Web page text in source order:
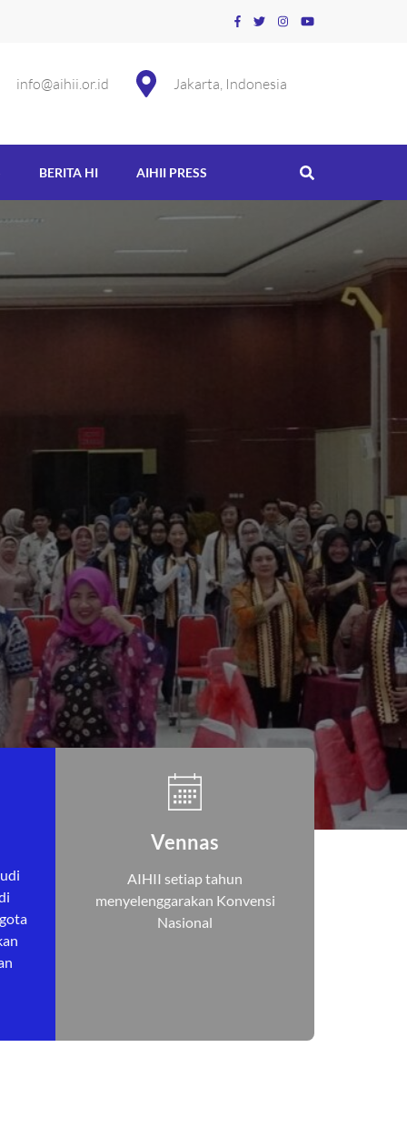
Jakarta, Indonesia
info@aihii.or.id
BERITA HI AIHII PRESS
Vennas
AIHII setiap tahun
menyelenggarakan Konvensi
Nasional